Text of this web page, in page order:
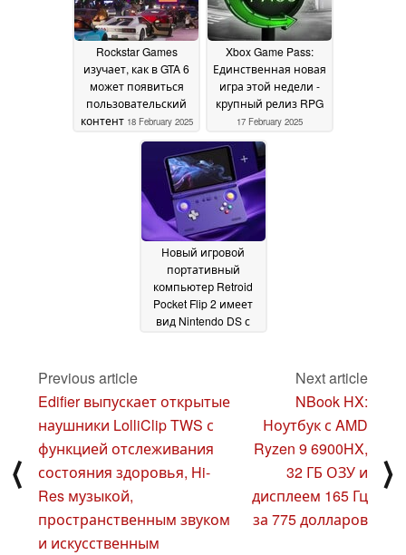
Rockstar Games
изучает, как в GTA 6
может появиться
пользовательский
контент 18 February 2025
Xbox Game Pass:
Единственная новая
игра этой недели -
крупный релиз RPG
17 February 2025
Новый игровой
портативный
компьютер Retroid
Pocket Flip 2 имеет
вид Nintendo DS с
⟨
Previous article
Edifier выпускает открытые
наушники LolliClip TWS с
функцией отслеживания
состояния здоровья, Hi-
Res музыкой,
пространственным звуком
и искусственным
Next article
NBook HX:
Ноутбук с AMD
Ryzen 9 6900HX,
32 ГБ ОЗУ и
дисплеем 165 Гц
за 775 долларов
⟩